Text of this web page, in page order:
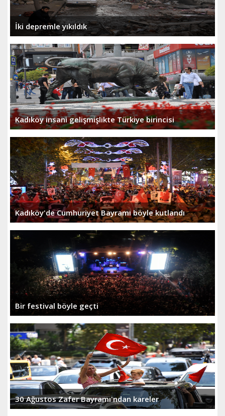
İki depremle yıkıldık
Kadıköy insani gelişmişlikte Türkiye birincisi
Kadıköy'de Cumhuriyet Bayramı böyle kutlandı
Bir festival böyle geçti
30 Ağustos Zafer Bayramı'ndan kareler